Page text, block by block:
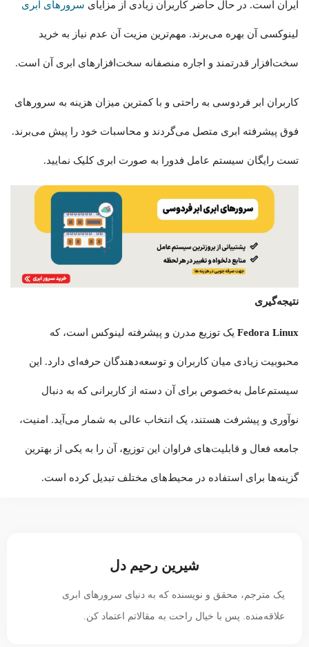
ایران است. در حال حاضر کاربران زیادی از مزایای سرورهای ابری
لینوکسی آن بهره می‌برند. مهم‌ترین مزیت آن عدم نیاز به خرید
سخت‌افزار قدرتمند و اجاره منصفانه سخت‌افزارهای ابری آن است.
کاربران ابر فردوسی به راحتی و با کمترین میزان هزینه به سرورهای
فوق پیشرفته ابری متصل می‌گردند و محاسبات خود را پیش می‌برند.
تست رایگان سیستم‌ عامل فدورا به صورت ابری کلیک نمایید.
نتیجه‌گیری
Fedora Linux یک توزیع مدرن و پیشرفته لینوکس است، که
محبوبیت زیادی میان کاربران و توسعه‌دهندگان حرفه‌ای دارد. این
سیستم‌عامل به‌خصوص برای آن دسته از کاربرانی که به دنبال
نوآوری و پیشرفت هستند، یک انتخاب عالی به شمار می‌آید. امنیت،
جامعه فعال و قابلیت‌های فراوان این توزیع، آن را به یکی از بهترین
گزینه‌ها برای استفاده در محیط‌های مختلف تبدیل کرده است.
شیرین رحیم دل
یک مترجم، محقق و نویسنده که به دنیای سرورهای ابری
علاقه‌منده. پس با خیال راحت به مقالاتم اعتماد کن.